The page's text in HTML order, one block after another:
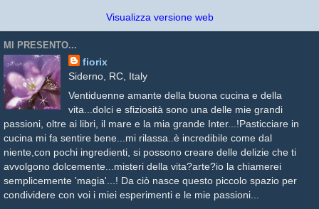
Visualizza versione web
MI PRESENTO...
fiorix
Siderno, RC, Italy
Ventiduenne amante della buona cucina e della
vita...dolci e sfiziosità sono una delle mie grandi
passioni, oltre ai libri, il mare e la mia grande Inter...!Pasticciare in
cucina mi fa sentire bene...mi rilassa..è incredibile come dal
niente,con pochi ingredienti, si possono creare delle delizie che ti
avvolgono dolcemente...misteri della vita?arte?io la chiamerei
semplicemente 'magia'...! Da ciò nasce questo piccolo spazio per
condividere con voi i miei esperimenti e le mie passioni...